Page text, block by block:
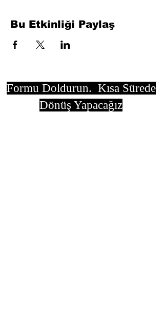
Bu Etkinliği Paylaş
Formu Doldurun. Kısa Sürede
Dönüş Yapacağız